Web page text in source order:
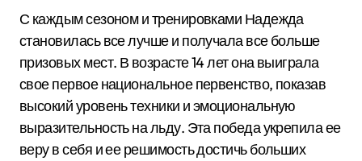
С каждым сезоном и тренировками Надежда
становилась все лучше и получала все больше
призовых мест. В возрасте 14 лет она выиграла
свое первое национальное первенство, показав
высокий уровень техники и эмоциональную
выразительность на льду. Эта победа укрепила ее
веру в себя и ее решимость достичь больших